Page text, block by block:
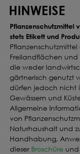
HINWEISE
Pflanzenschutzmittel
stets Etikett und
Freilandflächen
die weder
gärtnerisch genutzt
dürfen jedoch nicht
Gewässern und
Allgemeine
von
Naturhaushalt und
Handhabung,
dieser Broschüre